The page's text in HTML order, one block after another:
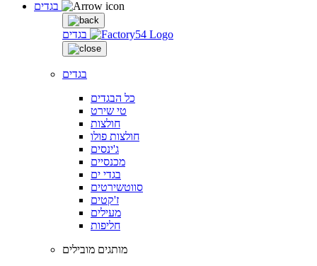
בגדים
בגדים
כל הבגדים
טי שירט
חולצות
חולצות פולו
ג'ינסים
מכנסיים
בגדי ים
סווטשירטים
ז'קטים
מעילים
חליפות
מותגים מובילים